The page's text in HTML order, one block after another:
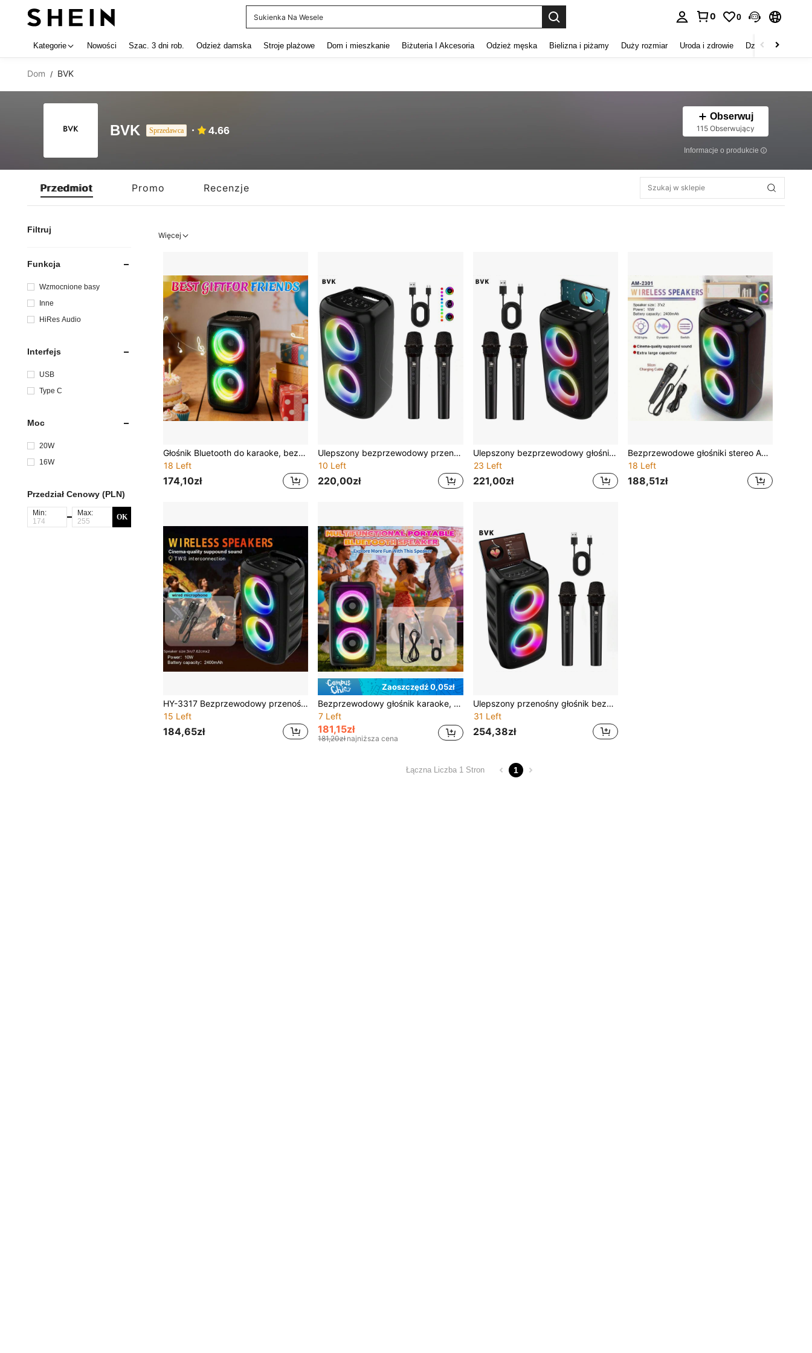
Sukienka Na Wesele
0 0
Kategorie Nowości Szac. 3 dni rob. Odzież damska Stroje plażowe Dom i mieszkanie Biżuteria I Akcesoria Odzież męska Bielizna i piżamy Duży rozmiar Uroda i zdrowie Dzieci
Dom / BVK
BVK Sprzedawca 4.66
Obserwuj
115 Obserwujący
Informacje o produkcie
Przedmiot Promo Recenzje
Filtruj
Funkcja
Wzmocnione basy
Inne
HiRes Audio
Interfejs
USB
Type C
Moc
20W
16W
Przedział Cenowy (PLN)
Min: Max: OK
Więcej
Głośnik Bluetooth do karaoke, bezprzewodowy, obsługuje kartę TF/USB/wejście AUX, nowoczesna jakość dźwięku, minimalistyczny głośnik stojący o dużej mocy, idealny wybór dla miłośników muzyki, odpowiedni na imprezy/spotkania/camping
18 Left
174,10zł
Ulepszony bezprzewodowy przenośny głośnik zewnętrzny MOS-2301 z oświetleniem RGB, domowy system audio z przewodowym/bezprzewodowym mikrofonem wysokiej jakości, idealny wybór dla miłośników muzyki, najlepszy prezent urodzinowy
10 Left
220,00zł
Ulepszony bezprzewodowy głośnik podłogowy MOS-3317, przenośny głośnik zewnętrzny TWS True Wireless o wysokiej jakości z oświetleniem RGB, dwa głośniki, mikrofon przewodowy/bezprzewodowy, odpowiedni na spotkania domowe, przyjęcia urodzinowe i kempingi
23 Left
221,00zł
Bezprzewodowe głośniki stereo AM-2301, przenośny subwoofer z oświetleniem RGB, wysokiej jakości system dźwiękowy odpowiedni na spotkania domowe, przyjęcia urodzinowe i kempingi na świeżym powietrzu
18 Left
188,51zł
HY-3317 Bezprzewodowy przenośny głośnik z podbiciem basów, prawdziwie bezprzewodowy głośnik TWS wysokiej jakości z oświetleniem otoczenia RGB, dwa głośniki do domowej rozrywki/imprez/aktywności na świeżym powietrzu
15 Left
184,65zł
Zaoszczędź 0,05zł
Bezprzewodowy głośnik karaoke, przenośny głośnik Bluetooth z subwooferem, obsługuje wejście na kartę TF/USB/AUX, oświetlenie nastrojowe RGB, dźwięk wysokiej rozdzielczości, odpowiedni na spotkania domowe/przyjęcia urodzinowe/biwakowanie na świeżym powietrzu
7 Left
181,15zł
181,20złnajniższa cena
Ulepszony przenośny głośnik bezprzewodowy MOS-1265, wyposażony w mikrofon przewodowy/bezprzewodowy, wysokiej jakości dwa głośniki, kolorowe światła RGB, bezprzewodowy system audio stereo TWS True Wireless Home
31 Left
254,38zł
Łączna Liczba 1 Stron 1